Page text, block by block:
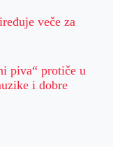
veče za
piva“ protiče u
i dobre